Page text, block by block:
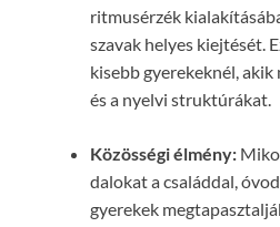
ritmusérzék
szavak helyes kiejtését.
kisebb gyerekeknél,
és a nyelvi struktúrákat.
Közösségi élmény:
dalokat a családdal,
gyerekek